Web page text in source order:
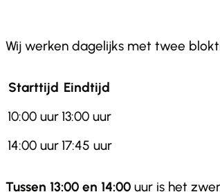
Wij werken dagelijks met twee
Starttijd Eindtijd
10:00 uur 13:00 uur
14:00 uur 17:45 uur
Tussen 13:00 en 14:00 uur is het